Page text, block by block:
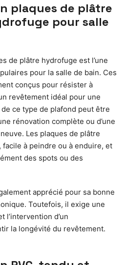
plaques de plâtre
pour salle
de plâtre hydrofuge est l’une
pour la salle de bain. Ces
conçus pour résister à
revêtement idéal pour une
de ce type de plafond peut être
rénovation complète ou d’une
Les plaques de plâtre
à peindre ou à enduire, et
des spots ou des
apprécié pour sa bonne
Toutefois, il exige une
d’un
la longévité du revêtement.